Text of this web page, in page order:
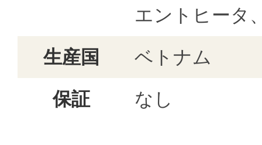
エントヒータ
生産国
ベトナム
保証
なし